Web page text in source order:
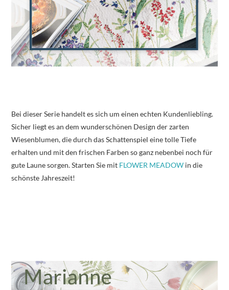
Bei dieser Serie handelt es sich um einen echten Kundenliebling.
Sicher liegt es an dem wunderschönen Design der zarten
Wiesenblumen, die durch das Schattenspiel eine tolle Tiefe
erhalten und mit den frischen Farben so ganz nebenbei noch für
gute Laune sorgen. Starten Sie mit FLOWER MEADOW in die
schönste Jahreszeit!